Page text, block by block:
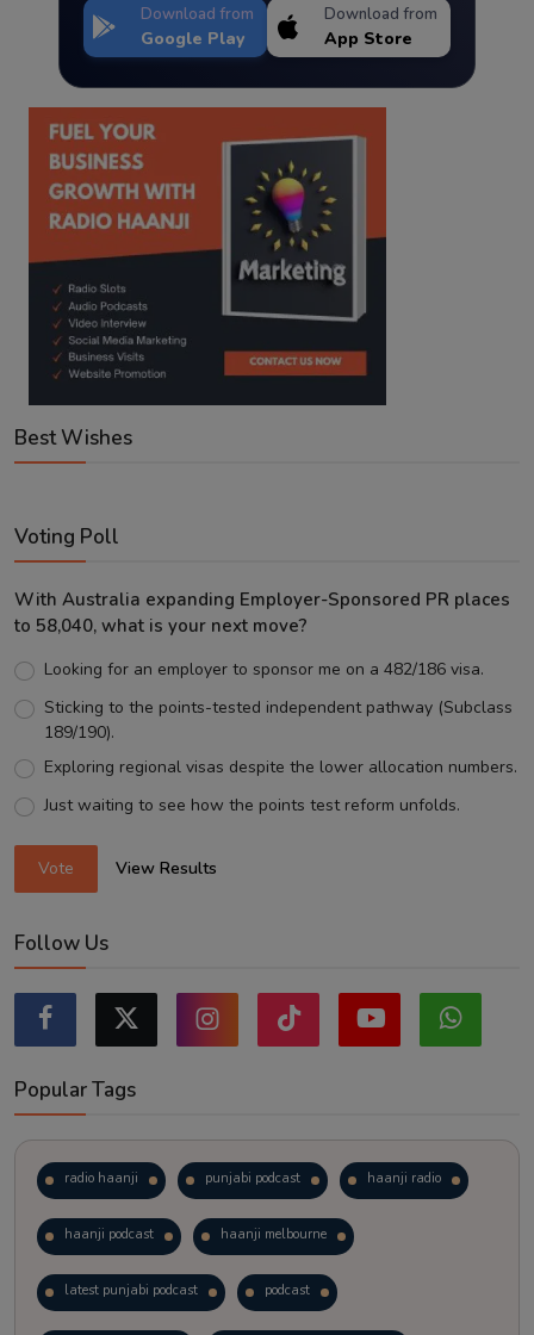
Download from
Google Play
Download from
App Store
Best Wishes
Voting Poll
With Australia expanding Employer-Sponsored PR places
to 58,040, what is your next move?
Looking for an employer to sponsor me on a 482/186 visa.
Sticking to the points-tested independent pathway (Subclass
189/190).
Exploring regional visas despite the lower allocation numbers.
Just waiting to see how the points test reform unfolds.
Vote View Results
Follow Us
Popular Tags
radio haanji punjabi podcast haanji radio
haanji podcast haanji melbourne
latest punjabi podcast podcast